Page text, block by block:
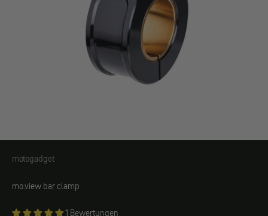
motogadget
motogadget
mo.view bar clamp
1 Bewertungen